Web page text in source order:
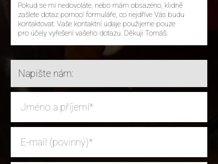
Pokud se mi nedovoláte, nebo mám obsazeno, klidně
zašlete dotaz pomocí formuláře, co nejdříve Vás budu
kontaktovat. Vaše kontaktní údaje použijeme pouze
pro účely vyřešení vašeho dotazu. Děkuji Tomáš.
Napište nám: